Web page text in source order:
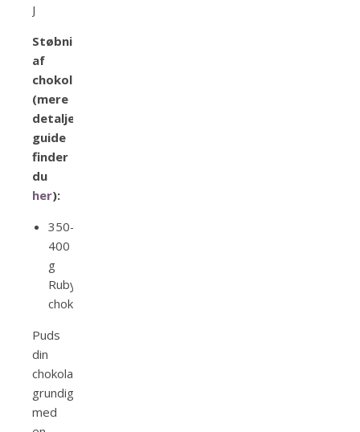
J
Støbning
af
chokoladerne
(mere
detaljeret
guide
finder
du
her):
350-
400
g
Ruby
chokolade
Puds
din
chokoladeform
grundigt
med